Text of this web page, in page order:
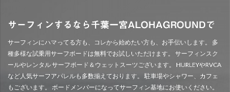
サーフィンするなら千葉一宮ALOHAGROUNDで
サーフィンにハマってる方も、コレから始めたい方も、お手伝いします。 多
種多様な試乗用サーフボードは無料でお試しいただけます。 サーフィンスク
ールやレンタル サーフボード＆ウェットスーツございます。 HURLEYやRVCA
など人気サーフアパレルも多数揃えております。 駐車場やシャワー、カフェ
もございます。 ボードメンバーになってサーフィン基地にお使いください。